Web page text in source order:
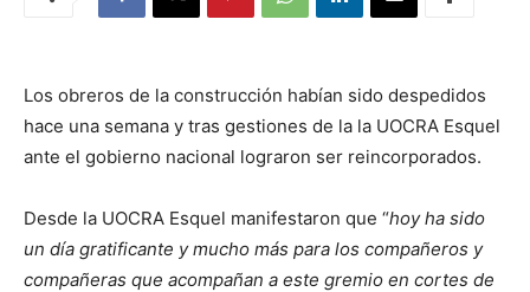
Los obreros de la construcción habían sido despedidos
hace una semana y tras gestiones de la la UOCRA Esquel
ante el gobierno nacional lograron ser reincorporados.
Desde la UOCRA Esquel manifestaron que “hoy ha sido
un día gratificante y mucho más para los compañeros y
compañeras que acompañan a este gremio en cortes de